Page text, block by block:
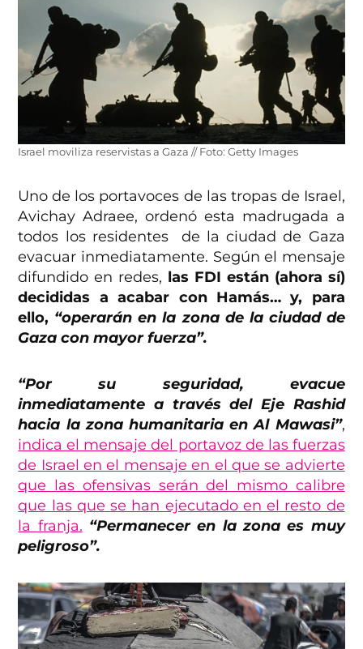
Israel moviliza reservistas a Gaza // Foto: Getty Images
Uno de los portavoces de las tropas de Israel,
Avichay Adraee, ordenó esta madrugada a
todos los residentes de la ciudad de Gaza
evacuar inmediatamente. Según el mensaje
difundido en redes, las FDI están (ahora sí)
decididas a acabar con Hamás… y, para
ello, “operarán en la zona de la ciudad de
Gaza con mayor fuerza”.
“Por su seguridad, evacue
inmediatamente a través del Eje Rashid
hacia la zona humanitaria en Al Mawasi”,
indica el mensaje del portavoz de las fuerzas
de Israel en el mensaje en el que se advierte
que las ofensivas serán del mismo calibre
que las que se han ejecutado en el resto de
la franja. “Permanecer en la zona es muy
peligroso”.